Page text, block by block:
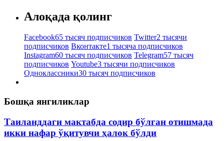
Алоқада қолинг
Facebook65 тысяч подписчиков Twitter2 тысячи
подписчиков Вконтакте1 тысяча подписчиков
Instagram60 тысяч подписчиков Telegram57 тысяч
подписчиков Youtube3 тысячи подписчиков
Одноклассники30 тысяч подписчиков
Бошқа янгиликлар
Таиланддаги мактабда содир бўлган отишмада
икки нафар ўқитувчи ҳалок бўлди